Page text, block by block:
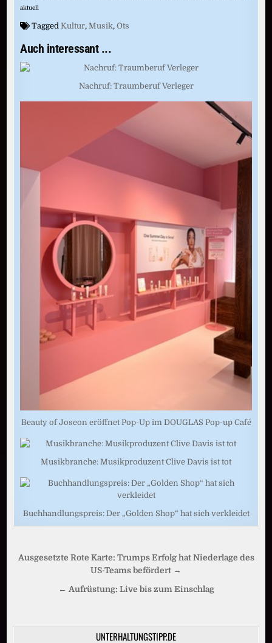
aktuell
Tagged Kultur, Musik,Ots
Auch interessant ...
Nachruf: Traumberuf Verleger
Beauty of Joseon eröffnet Pop-Up im DOUGLAS Pop-up Café
Musikbranche: Musikproduzent Clive Davis ist tot
Buchhandlungspreis: Der „Golden Shop“ hat sich verkleidet
Beitragsnavigation
Ausgesetzte Rote Karte: Trumps Erfolg hat Niederlage des
US-Teams befördert →
← Aufrüstung: Live bis zum Einschlag
UNTERHALTUNGSTIPP.DE